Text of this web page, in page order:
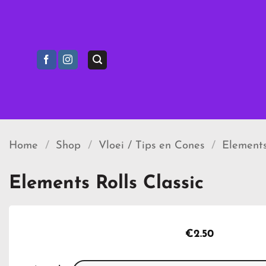
Home / Shop / Vloei / Tips en Cones /
Elements Rolls Classic
€2.50